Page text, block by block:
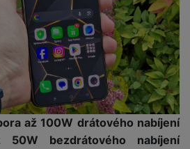
až 100W drátového nabíjení
50W bezdrátového nabíjení